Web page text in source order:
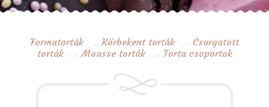
Formatorták Körbekent torták
Csurgatott
torták
Mousse torták Torta csoportok